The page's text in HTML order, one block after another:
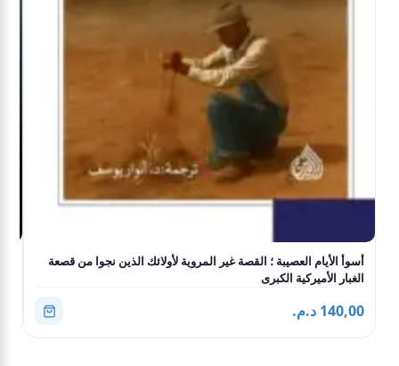
أسوأ الأيام العصيبة ؛ القصة غير المروية لأولائك الذين نجوا من قصعة
الغبار الأميركية الكبرى
140,00 د.م.